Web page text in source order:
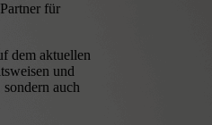
für
dem aktuellen
und
auch